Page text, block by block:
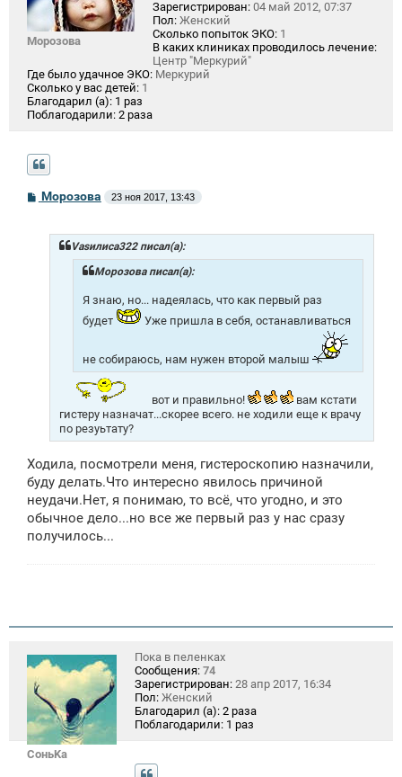
Морозова
Зарегистрирован: 04 май 2012, 07:37
Пол: Женский
Сколько попыток ЭКО: 1
В каких клиниках проводилось лечение:
Центр "Меркурий"
Где было удачное ЭКО: Меркурий
Сколько у вас детей: 1
Благодарил (а): 1 раз
Поблагодарили: 2 раза
СМорозова 23 ноя 2017, 13:43
Vasилиса322 писал(а):
Морозова писал(а):
Я знаю, но... надеялась, что как первый раз
будет
Уже пришла в себя, останавливаться
не собираюсь, нам нужен второй малыш
вот и правильно!
вам кстати
гистеру назначат...скорее всего. не ходили еще к врачу
по резуьтату?
Ходила, посмотрели меня, гистероскопию назначили,
буду делать.Что интересно явилось причиной
неудачи.Нет, я понимаю, то всё, что угодно, и это
обычное дело...но все же первый раз у нас сразу
получилось...
СоньKa
Пока в пеленках
Сообщения: 74
Зарегистрирован: 28 апр 2017, 16:34
Пол: Женский
Благодарил (а): 2 раза
Поблагодарили: 1 раз